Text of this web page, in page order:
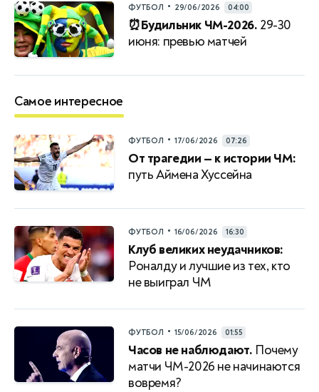
ФУТБОЛ • 29/06/2026 04:00
⏰Будильник ЧМ-2026. 29-30
июня: превью матчей
Самое интересное
ФУТБОЛ • 17/06/2026 07:26
От трагедии — к истории ЧМ:
путь Аймена Хуссейна
ФУТБОЛ • 16/06/2026 16:30
Клуб великих неудачников:
Роналду и лучшие из тех, кто
не выиграл ЧМ
ФУТБОЛ • 15/06/2026 01:55
Часов не наблюдают. Почему
матчи ЧМ-2026 не начинаются
вовремя?